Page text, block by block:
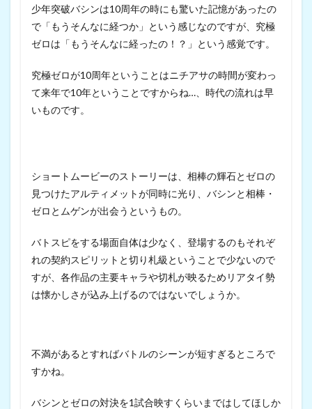
少年突破バシンは10周年の時にも驚いた記憶があったの
で「もうそんなに経つか」という感じなのですが、究極
ゼロは「もうそんなに経ったの！？」という感覚です。
究極ゼロが10周年ということはニチアサの時間が変わっ
て来年で10年ということですからね…、時代の流れは早
いものです。
ショートムービーのストーリーは、相棒の輝石とゼロの
見つけたアルティメットが同時に光り、バシンと相棒・
ゼロとムゲンが出会うというもの。
バトスピをする場面自体は少なく、登場するのもそれぞ
れの契約スピリットと切り札級ということで少ないので
すが、各作品の主要キャラや切札が映るためリアタイ勢
は懐かしさが込み上げるのではないでしょうか。
不満があるとすればバトルのシーンが短すぎるところで
すかね。
バシンとゼロの対決を1試合映すくらいまではしてほしか